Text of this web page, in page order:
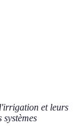
et leurs